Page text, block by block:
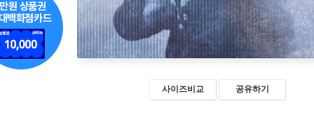
사이즈비교 공유하기